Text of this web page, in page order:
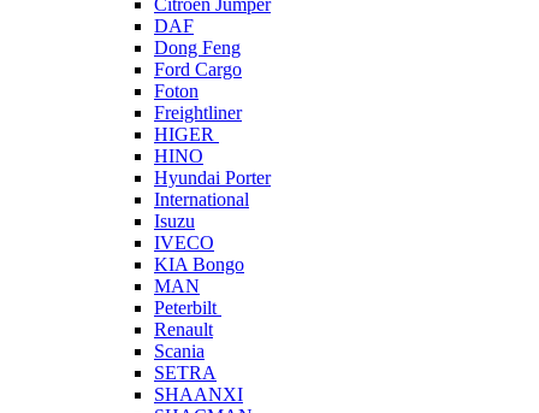
Citroen Jumper
DAF
Dong Feng
Ford Cargo
Foton
Freightliner
HIGER
HINO
Hyundai Porter
International
Isuzu
IVECO
KIA Bongo
MAN
Peterbilt
Renault
Scania
SETRA
SHAANXI